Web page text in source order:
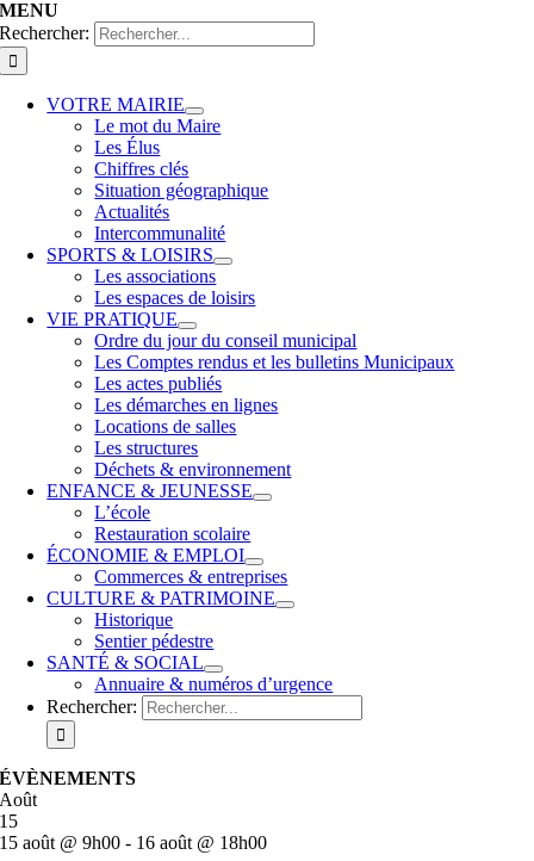
MENU
Rechercher:
VOTRE MAIRIE
Le mot du Maire
Les Élus
Chiffres clés
Situation géographique
Actualités
Intercommunalité
SPORTS & LOISIRS
Les associations
Les espaces de loisirs
VIE PRATIQUE
Ordre du jour du conseil municipal
Les Comptes rendus et les bulletins Municipaux
Les actes publiés
Les démarches en lignes
Locations de salles
Les structures
Déchets & environnement
ENFANCE & JEUNESSE
L’école
Restauration scolaire
ÉCONOMIE & EMPLOI
Commerces & entreprises
CULTURE & PATRIMOINE
Historique
Sentier pédestre
SANTÉ & SOCIAL
Annuaire & numéros d’urgence
Rechercher:
ÉVÈNEMENTS
Août
15
15 août @ 9h00 - 16 août @ 18h00